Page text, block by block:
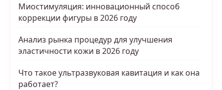
Миостимуляция: инновационный способ
коррекции фигуры в 2026 году
Анализ рынка процедур для улучшения
эластичности кожи в 2026 году
Что такое ультразвуковая кавитация и как она
работает?